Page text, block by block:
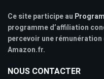
Ce site participe au
programme d’affiliation
percevoir une
Amazon.fr.
NOUS CONTACTER